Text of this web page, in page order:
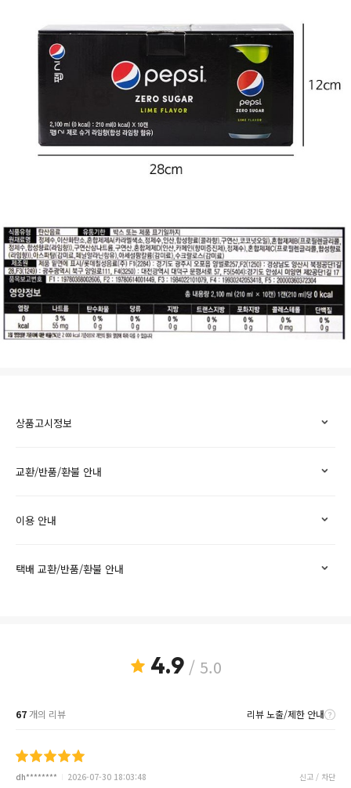
상품고시정보
교환/반품/환불 안내
이용 안내
택배 교환/반품/환불 안내
4.9/ 5.0
67개의 리뷰 리뷰 노출/제한 안내
dh******** 2026-07-30 18:03:48 신고 / 차단